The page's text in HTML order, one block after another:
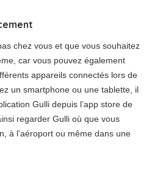
chez vous et que vous souhaitez
car vous pouvez également
appareils connectés lors de
un smartphone ou une tablette, il
Gulli depuis l’app store de
regarder Gulli où que vous
à l’aéroport ou même dans une